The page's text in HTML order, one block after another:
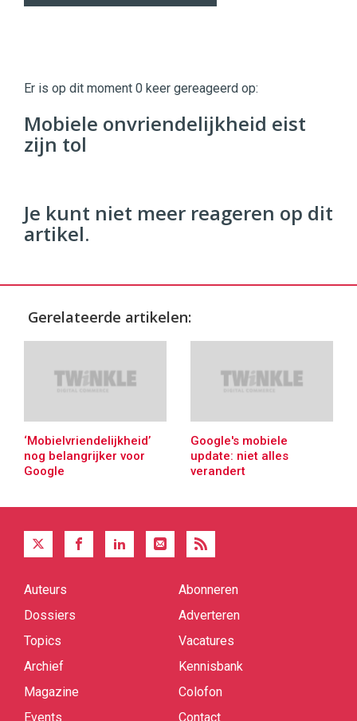
|
Digital
Commercehttps://twinklemagazine.nl
9654
Er is op dit moment 0 keer gereageerd op:
Mobiele onvriendelijkheid eist
zijn tol
Je kunt niet meer reageren op dit
artikel.
Gerelateerde artikelen:
‘Mobielvriendelijkheid’
nog belangrijker voor
Google
Google's mobiele
update: niet alles
verandert
Quick
Auteurs
Dossiers
Topics
Archief
Magazine
Events
Abonneren
Adverteren
Vacatures
Kennisbank
Colofon
Contact